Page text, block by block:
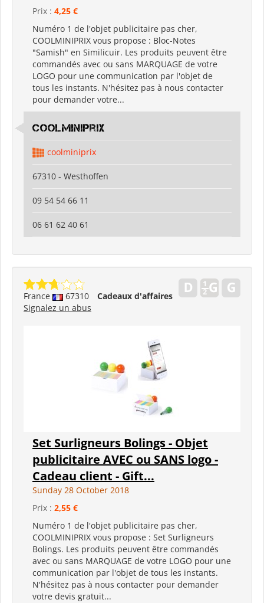
Prix : 4,25 €
Numéro 1 de l'objet publicitaire pas cher,
COOLMINIPRIX vous propose : Bloc-Notes
"Samish" en Similicuir. Les produits peuvent être
commandés avec ou sans MARQUAGE de votre
LOGO pour une communication par l'objet de
tous les instants. N'hésitez pas à nous contacter
pour demander votre...
coolminiprix
coolminiprix
67310 - Westhoffen
09 54 54 66 11
06 61 62 40 61
France 67310
Cadeaux d'affaires
Signalez un abus
Set Surligneurs Bolings - Objet
publicitaire AVEC ou SANS logo -
Cadeau client - Gift...
Sunday 28 October 2018
Prix : 2,55 €
Numéro 1 de l'objet publicitaire pas cher,
COOLMINIPRIX vous propose : Set Surligneurs
Bolings. Les produits peuvent être commandés
avec ou sans MARQUAGE de votre LOGO pour une
communication par l'objet de tous les instants.
N'hésitez pas à nous contacter pour demander
votre devis gratuit...